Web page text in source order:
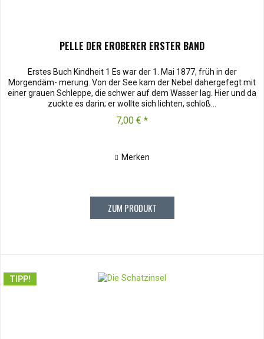
PELLE DER EROBERER ERSTER BAND
Erstes Buch Kindheit 1 Es war der 1. Mai 1877, früh in der
Morgendäm- merung. Von der See kam der Nebel dahergefegt mit
einer grauen Schleppe, die schwer auf dem Wasser lag. Hier und da
zuckte es darin; er wollte sich lichten, schloß...
7,00 € *
Merken
ZUM PRODUKT
TIPP!